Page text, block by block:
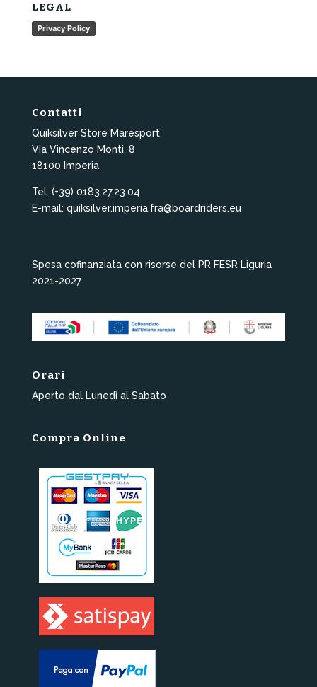
LEGAL
Privacy Policy
Contatti
Quiksilver Store Maresport
Via Vincenzo Monti, 8
18100 Imperia
Tel. (+39) 0183.27.23.04
E-mail: quiksilver.imperia.fra@boardriders.eu
Spesa cofinanziata con risorse del PR FESR Liguria
2021-2027
Orari
Aperto dal Lunedì al Sabato
Compra Online